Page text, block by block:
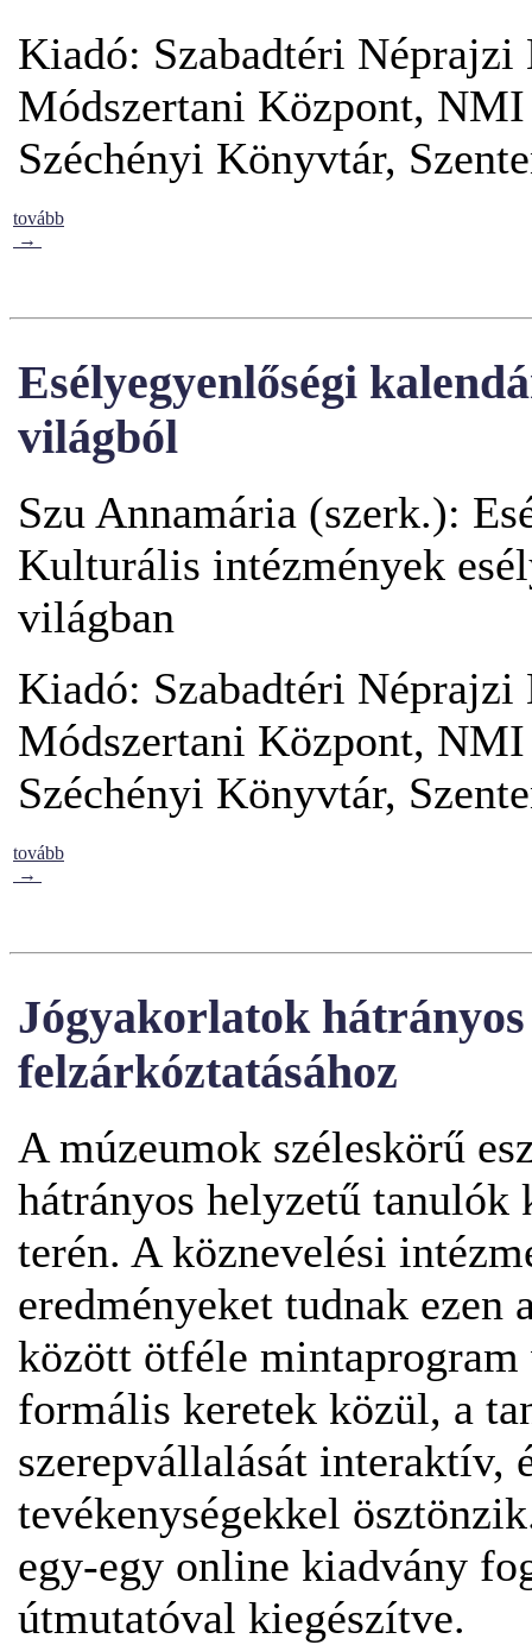
Kiadó: Szabadtéri
Módszertani Központ,
Széchényi Könyvtár,
tovább
→
Esélyegyenlőségi
világból
Szu Annamária (szerk.):
Kulturális intézmények
világban
Kiadó: Szabadtéri
Módszertani Központ,
Széchényi Könyvtár,
tovább
→
Jógyakorlatok
felzárkóztatásához
A múzeumok széleskörű
hátrányos helyzetű tanulók
terén. A köznevelési
eredményeket tudnak ezen
között ötféle
formális keretek közül, a
szerepvállalását interaktív,
tevékenységekkel
egy-egy online kiadvány
útmutatóval kiegészítve.